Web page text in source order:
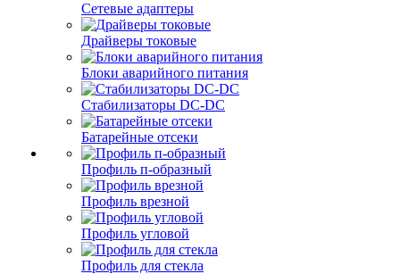
Сетевые адаптеры
Драйверы токовые
Блоки аварийного питания
Стабилизаторы DC-DC
Батарейные отсеки
Профиль п-образный
Профиль врезной
Профиль угловой
Профиль для стекла